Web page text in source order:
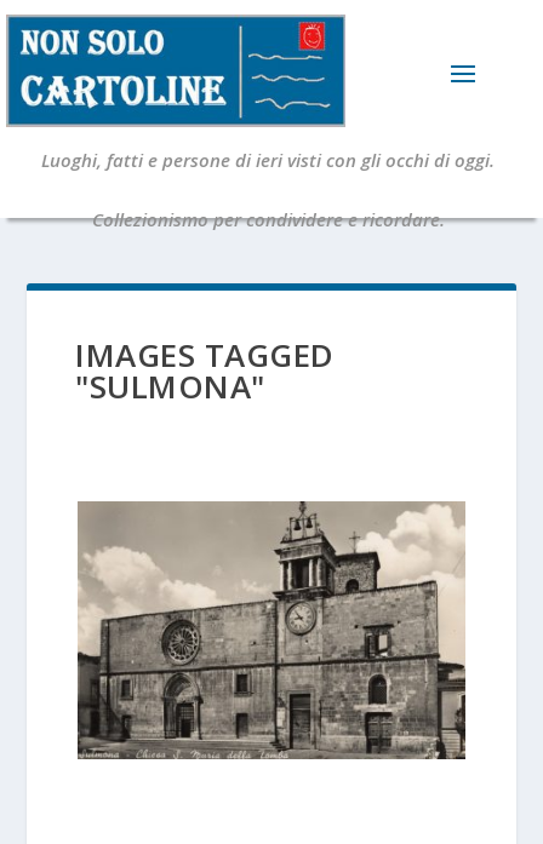
Luoghi, fatti e persone di ieri visti con gli occhi di oggi.
Collezionismo per condividere e ricordare.
IMAGES TAGGED
"SULMONA"